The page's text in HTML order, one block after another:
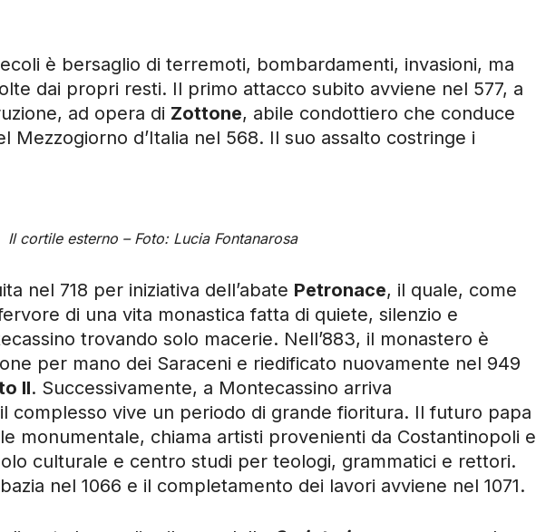
è bersaglio di terremoti, bombardamenti, invasioni, ma
dai propri resti. Il primo attacco subito avviene nel 577, a
ad opera di Zottone, abile condottiero che conduce
Mezzogiorno d’Italia nel 568. Il suo assalto costringe i
Il cortile esterno – Foto: Lucia Fontanarosa
nel 718 per iniziativa dell’abate Petronace, il quale, come
di una vita monastica fatta di quiete, silenzio e
trovando solo macerie. Nell’883, il monastero è
per mano dei Saraceni e riedificato nuovamente nel 949
II. Successivamente, a Montecassino arriva
complesso vive un periodo di grande fioritura. Il futuro papa
monumentale, chiama artisti provenienti da Costantinopoli e
culturale e centro studi per teologi, grammatici e rettori.
nel 1066 e il completamento dei lavori avviene nel 1071.